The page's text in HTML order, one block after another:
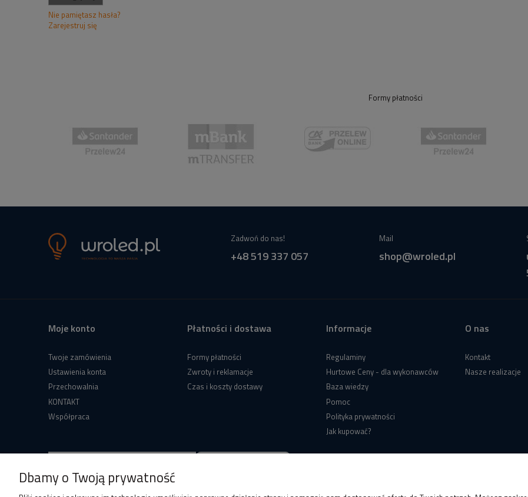
Nie pamiętasz hasła?
Zarejestruj się
Formy płatności
Zadwoń do nas!
+48 519 337 057
Mail
shop@wroled.pl
Moje konto
Twoje zamówienia
Ustawienia konta
Przechowalnia
KONTAKT
Współpraca
Płatności i dostawa
Formy płatności
Zwroty i reklamacje
Czas i koszty dostawy
Informacje
Regulaminy
Hurtowe Ceny - dla wykonawców
Baza wiedzy
Pomoc
Polityka prywatności
Jak kupować?
O nas
Kontakt
Nasze realizacje
Dbamy o Twoją prywatność